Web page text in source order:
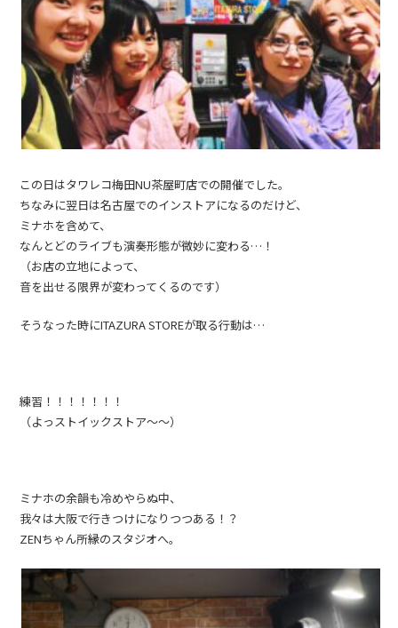
この日はタワレコ梅田NU茶屋町店での開催でした。
ちなみに翌日は名古屋でのインストアになるのだけど、
ミナホを含めて、
なんとどのライブも演奏形態が微妙に変わる…！
（お店の立地によって、
音を出せる限界が変わってくるのです）
そうなった時にITAZURA STOREが取る行動は…
練習！！！！！！！
（よっストイックストア〜〜）
ミナホの余韻も冷めやらぬ中、
我々は大阪で行きつけになりつつある！？
ZENちゃん所縁のスタジオへ。